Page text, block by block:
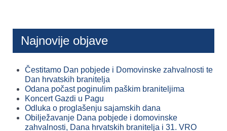
Najnovije objave
Čestitamo Dan pobjede i Domovinske zahvalnosti te
Dan hrvatskih branitelja
Odana počast poginulim paškim braniteljima
Koncert Gazdi u Pagu
Odluka o proglašenju sajamskih dana
Obilježavanje Dana pobjede i domovinske
zahvalnosti, Dana hrvatskih branitelja i 31. VRO